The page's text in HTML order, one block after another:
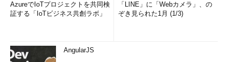
AzureでIoTプロジェクトを共同検
証する「IoTビジネス共創ラボ」
「LINE」に「Webカメラ」、の
ぞき見られた1月 (1/3)
AngularJS